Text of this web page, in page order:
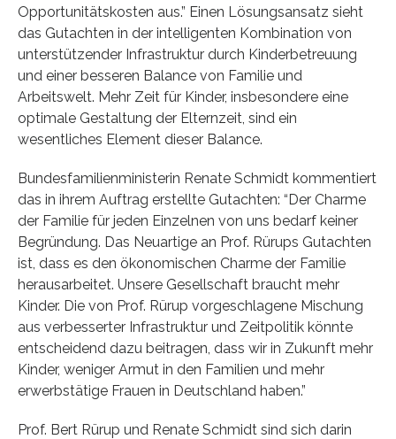
Opportunitätskosten aus.” Einen Lösungsansatz sieht
das Gutachten in der intelligenten Kombination von
unterstützender Infrastruktur durch Kinderbetreuung
und einer besseren Balance von Familie und
Arbeitswelt. Mehr Zeit für Kinder, insbesondere eine
optimale Gestaltung der Elternzeit, sind ein
wesentliches Element dieser Balance.
Bundesfamilienministerin Renate Schmidt kommentiert
das in ihrem Auftrag erstellte Gutachten: “Der Charme
der Familie für jeden Einzelnen von uns bedarf keiner
Begründung. Das Neuartige an Prof. Rürups Gutachten
ist, dass es den ökonomischen Charme der Familie
herausarbeitet. Unsere Gesellschaft braucht mehr
Kinder. Die von Prof. Rürup vorgeschlagene Mischung
aus verbesserter Infrastruktur und Zeitpolitik könnte
entscheidend dazu beitragen, dass wir in Zukunft mehr
Kinder, weniger Armut in den Familien und mehr
erwerbstätige Frauen in Deutschland haben.”
Prof. Bert Rürup und Renate Schmidt sind sich darin